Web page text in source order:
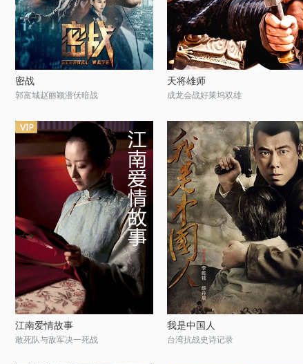
密战
郭富城赵丽颖潜伏暗战
天将雄师
成龙会战好莱坞双雄
江南爱情故事
敢死队与敌军决一死战
我是中国人
台湾抗战史诗记录